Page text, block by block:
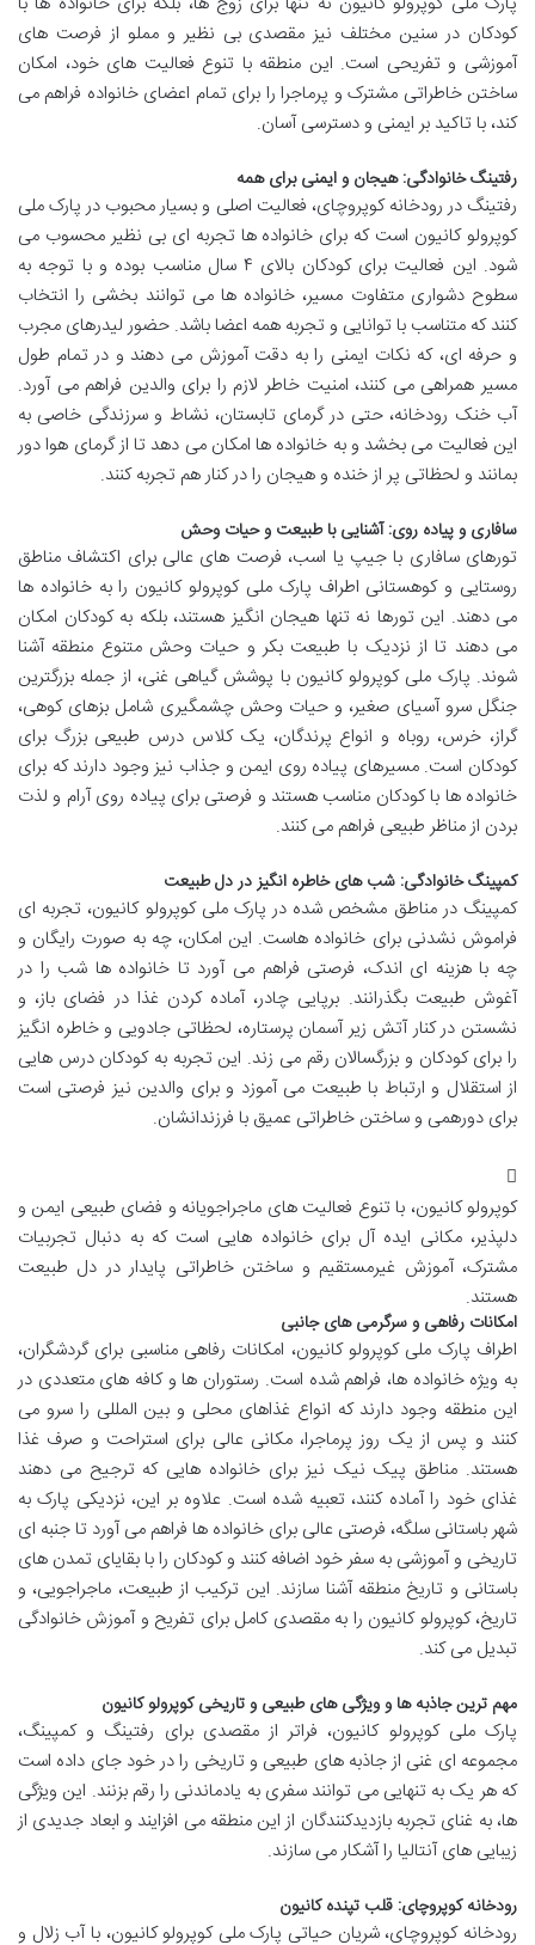
کودکان در سنین مختلف نیز مقصدی بی نظیر و مملو از فرصت های
آموزشی و تفریحی است. این منطقه با تنوع فعالیت های خود، امکان
ساختن خاطراتی مشترک و پرماجرا را برای تمام اعضای خانواده فراهم می
کند، با تاکید بر ایمنی و دسترسی آسان.
رفتینگ خانوادگی: هیجان و ایمنی برای همه
رفتینگ در رودخانه کوپروچای، فعالیت اصلی و بسیار محبوب در پارک ملی
کوپرولو کانیون است که برای خانواده ها تجربه ای بی نظیر محسوب می
شود. این فعالیت برای کودکان بالای ۴ سال مناسب بوده و با توجه به
سطوح دشواری متفاوت مسیر، خانواده ها می توانند بخشی را انتخاب
کنند که متناسب با توانایی و تجربه همه اعضا باشد. حضور لیدرهای مجرب
و حرفه ای، که نکات ایمنی را به دقت آموزش می دهند و در تمام طول
مسیر همراهی می کنند، امنیت خاطر لازم را برای والدین فراهم می آورد.
آب خنک رودخانه، حتی در گرمای تابستان، نشاط و سرزندگی خاصی به
این فعالیت می بخشد و به خانواده ها امکان می دهد تا از گرمای هوا دور
بمانند و لحظاتی پر از خنده و هیجان را در کنار هم تجربه کنند.
سافاری و پیاده روی: آشنایی با طبیعت و حیات وحش
تورهای سافاری با جیپ یا اسب، فرصت های عالی برای اکتشاف مناطق
روستایی و کوهستانی اطراف پارک ملی کوپرولو کانیون را به خانواده ها
می دهند. این تورها نه تنها هیجان انگیز هستند، بلکه به کودکان امکان
می دهند تا از نزدیک با طبیعت بکر و حیات وحش متنوع منطقه آشنا
شوند. پارک ملی کوپرولو کانیون با پوشش گیاهی غنی، از جمله بزرگترین
جنگل سرو آسیای صغیر، و حیات وحش چشمگیری شامل بزهای کوهی،
گراز، خرس، روباه و انواع پرندگان، یک کلاس درس طبیعی بزرگ برای
کودکان است. مسیرهای پیاده روی ایمن و جذاب نیز وجود دارند که برای
خانواده ها با کودکان مناسب هستند و فرصتی برای پیاده روی آرام و لذت
بردن از مناظر طبیعی فراهم می کنند.
کمپینگ خانوادگی: شب های خاطره انگیز در دل طبیعت
کمپینگ در مناطق مشخص شده در پارک ملی کوپرولو کانیون، تجربه ای
فراموش نشدنی برای خانواده هاست. این امکان، چه به صورت رایگان و
چه با هزینه ای اندک، فرصتی فراهم می آورد تا خانواده ها شب را در
آغوش طبیعت بگذرانند. برپایی چادر، آماده کردن غذا در فضای باز، و
نشستن در کنار آتش زیر آسمان پرستاره، لحظاتی جادویی و خاطره انگیز
را برای کودکان و بزرگسالان رقم می زند. این تجربه به کودکان درس هایی
از استقلال و ارتباط با طبیعت می آموزد و برای والدین نیز فرصتی است
برای دورهمی و ساختن خاطراتی عمیق با فرزندانشان.
کوپرولو کانیون، با تنوع فعالیت های ماجراجویانه و فضای طبیعی ایمن و
دلپذیر، مکانی ایده آل برای خانواده هایی است که به دنبال تجربیات
مشترک، آموزش غیرمستقیم و ساختن خاطراتی پایدار در دل طبیعت
هستند.
امکانات رفاهی و سرگرمی های جانبی
اطراف پارک ملی کوپرولو کانیون، امکانات رفاهی مناسبی برای گردشگران،
به ویژه خانواده ها، فراهم شده است. رستوران ها و کافه های متعددی در
این منطقه وجود دارند که انواع غذاهای محلی و بین المللی را سرو می
کنند و پس از یک روز پرماجرا، مکانی عالی برای استراحت و صرف غذا
هستند. مناطق پیک نیک نیز برای خانواده هایی که ترجیح می دهند
غذای خود را آماده کنند، تعبیه شده است. علاوه بر این، نزدیکی پارک به
شهر باستانی سلگه، فرصتی عالی برای خانواده ها فراهم می آورد تا جنبه ای
تاریخی و آموزشی به سفر خود اضافه کنند و کودکان را با بقایای تمدن های
باستانی و تاریخ منطقه آشنا سازند. این ترکیب از طبیعت، ماجراجویی، و
تاریخ، کوپرولو کانیون را به مقصدی کامل برای تفریح و آموزش خانوادگی
تبدیل می کند.
مهم ترین جاذبه ها و ویژگی های طبیعی و تاریخی کوپرولو کانیون
پارک ملی کوپرولو کانیون، فراتر از مقصدی برای رفتینگ و کمپینگ،
مجموعه ای غنی از جاذبه های طبیعی و تاریخی را در خود جای داده است
که هر یک به تنهایی می توانند سفری به یادماندنی را رقم بزنند. این ویژگی
ها، به غنای تجربه بازدیدکنندگان از این منطقه می افزایند و ابعاد جدیدی از
زیبایی های آنتالیا را آشکار می سازند.
رودخانه کوپروچای: قلب تپنده کانیون
رودخانه کوپروچای، شریان حیاتی پارک ملی کوپرولو کانیون، با آب زلال و